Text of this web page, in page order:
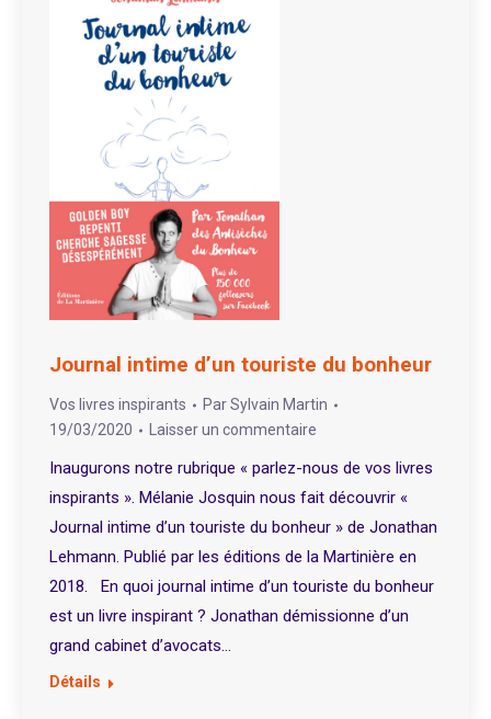
Journal intime d’un touriste du bonheur
Vos livres inspirants ParSylvain Martin
19/03/2020
Laisser un commentaire
Inaugurons notre rubrique « parlez-nous de vos livres
inspirants ». Mélanie Josquin nous fait découvrir «
Journal intime d’un touriste du bonheur » de Jonathan
Lehmann. Publié par les éditions de la Martinière en
2018. En quoi journal intime d’un touriste du bonheur
est un livre inspirant ? Jonathan démissionne d’un
grand cabinet d’avocats…
Détails